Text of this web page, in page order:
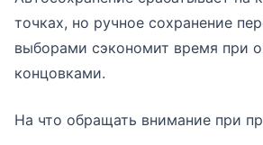
точках, но ручное сохранение
выборами сэкономит время при
концовками.
На что обращать внимание при